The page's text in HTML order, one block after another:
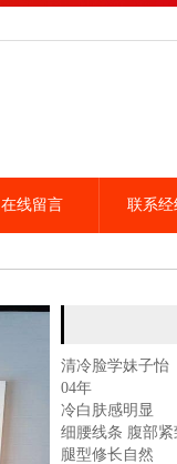
在线留言 联系经
清冷脸学妹子怡
04年
冷白肤感明显
细腰线条 腹部
腿型修长自然